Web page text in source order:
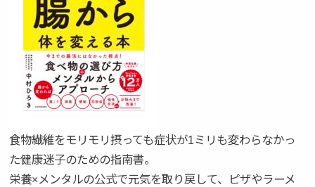
食物繊維をモリモリ摂っても症状が1ミリも変わらなかっ
た健康迷子のための指南書。
栄養×メンタルの公式で元気を取り戻して、ピザやラーメ